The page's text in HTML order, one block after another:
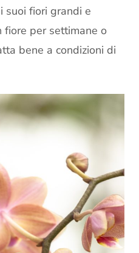
suoi fiori grandi e
fiore per settimane o
bene a condizioni di